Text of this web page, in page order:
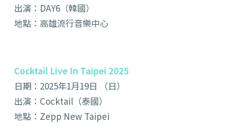
出演：DAY6（韓國）
地點：高雄流行音樂中心
Cocktail Live In Taipei 2025
日期：2025年1月19日 （日）
出演：Cocktail（泰國）
地點：Zepp New Taipei